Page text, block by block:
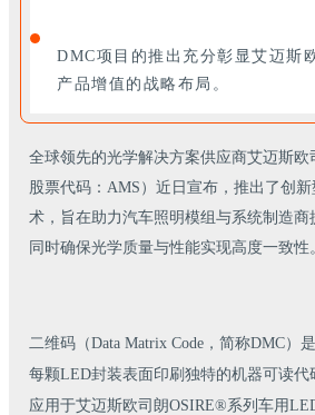
DMC项目的推出充分彰显艾迈斯
产品增值的战略布局。
全球领先的光学解决方案供应商艾迈斯
股票代码：AMS）近日宣布，推出了创
术，旨在助力汽车照明模组与系统制造商
同时确保光学质量与性能实现高度一致性
二维码（Data Matrix Code，简称DMC）
每颗LED封装表面印刷独特的机器可读代
应用于艾迈斯欧司朗OSIRE®系列车用